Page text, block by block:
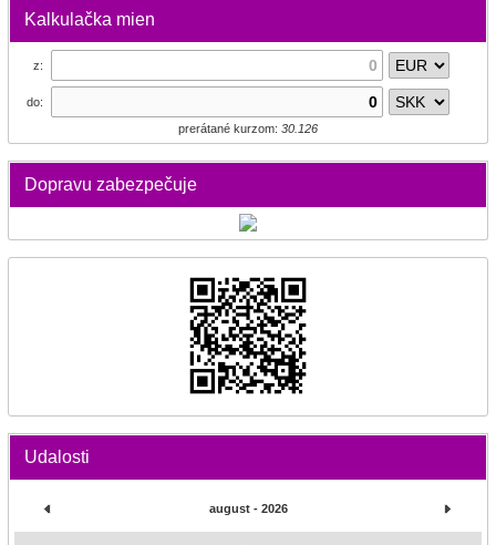
Kalkulačka mien
z:
do:
prerátané kurzom: 30.126
Dopravu zabezpečuje
Udalosti
august - 2026